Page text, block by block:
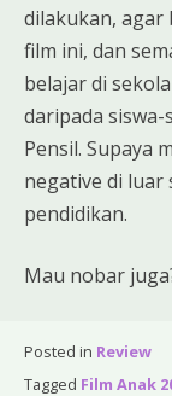
dilakukan, agar
film ini, dan
belajar di
daripada siswa-
Pensil. Supaya
negative di luar
pendidikan.
Mau nobar
Posted in Review
Tagged Film Anak